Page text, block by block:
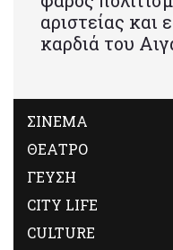
αριστείας και
καρδιά του
ΣΙΝΕΜΑ
ΘΕΑΤΡΟ
ΓΕΥΣΗ
CITY LIFE
CULTURE